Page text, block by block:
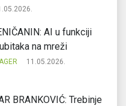
AI u funkciji
na mreži
11.05.2026.
BRANKOVIĆ: Trebinje